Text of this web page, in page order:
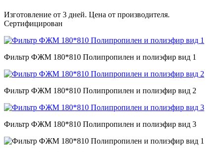
Изготовление от 3 дней. Цена от производителя.
Сертифицирован
Фильтр ФЖМ 180*810 Полипропилен и полиэфир вид 1
Фильтр ФЖМ 180*810 Полипропилен и полиэфир вид 2
Фильтр ФЖМ 180*810 Полипропилен и полиэфир вид 3